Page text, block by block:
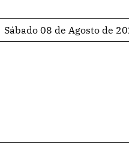
Sábado 08 de Agosto de